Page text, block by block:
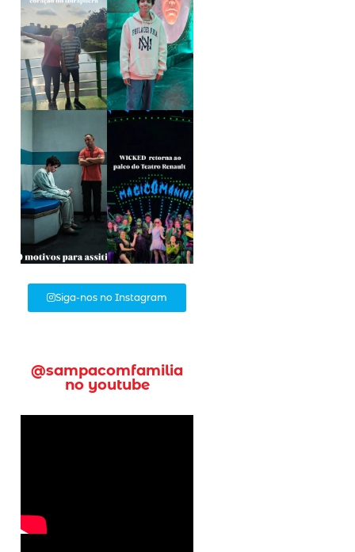
Siga-nos no Instagram
@sampacomfamilia
no youtube